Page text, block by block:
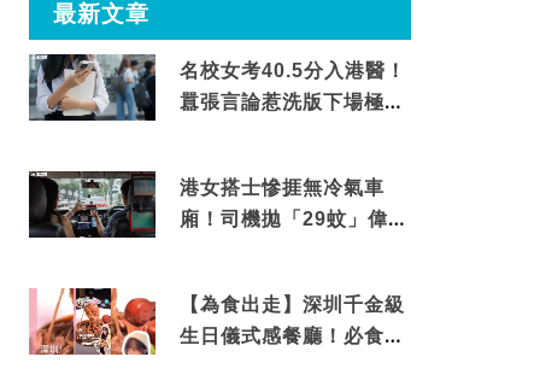
最新文章
名校女考40.5分入港醫！
囂張言論惹洗版下場極震
港女搭士慘捱無冷氣車
廂！司機拋「29蚊」偉論
【為食出走】深圳千金級
生日儀式感餐廳！必食失